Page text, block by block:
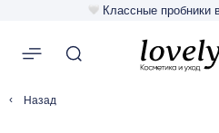
Классные пробники в каждом заказе
Назад
‹